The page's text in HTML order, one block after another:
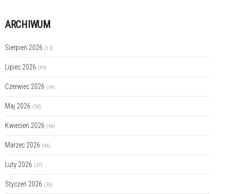
ARCHIWUM
Sierpień 2026 (12)
Lipiec 2026 (49)
Czerwiec 2026 (54)
Maj 2026 (58)
Kwiecień 2026 (48)
Marzec 2026 (46)
Luty 2026 (37)
Styczeń 2026 (35)